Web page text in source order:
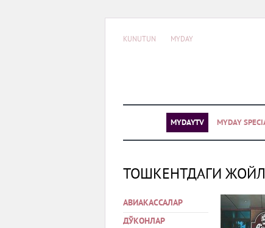
KUNUTUN MYDAY
MYDAYTV MYDAY
ТОШКЕНТДАГИ
АВИАКАССАЛАР
ДЎКОНЛАР